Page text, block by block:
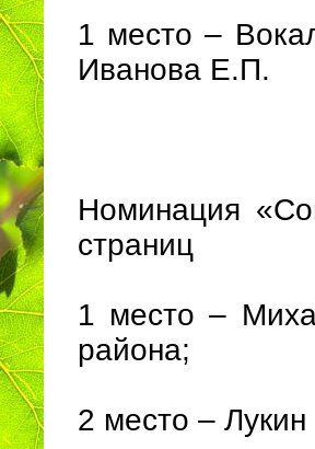
1 место –
Иванова Е.П.
Номинация
страниц
1 место –
района;
2 место –